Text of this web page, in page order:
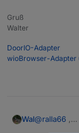
und ob
DC
Gruß
Walter
DoorIO-Adapter
wioBrowser-Adapter
Wal@ralla66 ,